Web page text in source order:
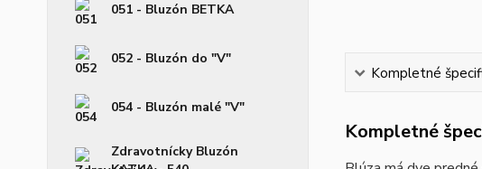
051 - Bluzón BETKA
052 - Bluzón do "V"
054 - Bluzón malé "V"
Zdravotnícky Bluzón
Kompletné
Kompletné